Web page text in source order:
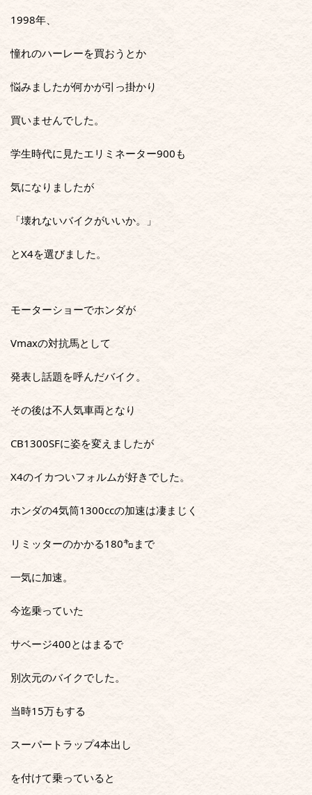
1998年、
憧れのハーレーを買おうとか
悩みましたが何かが引っ掛かり
買いませんでした。
学生時代に見たエリミネーター900も
気になりましたが
「壊れないバイクがいいか。」
とX4を選びました。
モーターショーでホンダが
Vmaxの対抗馬として
発表し話題を呼んだバイク。
その後は不人気車両となり
CB1300SFに姿を変えましたが
X4のイカついフォルムが好きでした。
ホンダの4気筒1300ccの加速は凄まじく
リミッターのかかる180㌔まで
一気に加速。
今迄乗っていた
サベージ400とはまるで
別次元のバイクでした。
当時15万もする
スーパートラップ4本出し
を付けて乗っていると